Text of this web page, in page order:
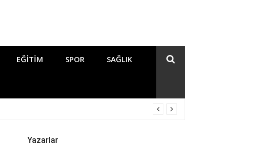
EĞITIM SPOR SAĞLIK
Yazarlar